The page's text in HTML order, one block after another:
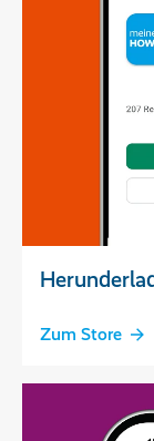
Zum Store